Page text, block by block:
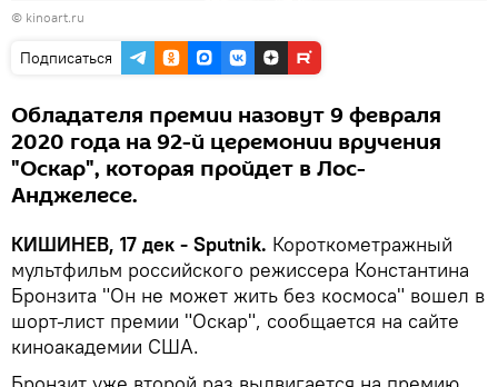
© kinoart.ru
Подписаться
Обладателя премии назовут 9 февраля
2020 года на 92-й церемонии вручения
"Оскар", которая пройдет в Лос-
Анджелесе.
КИШИНЕВ, 17 дек - Sputnik. Короткометражный
мультфильм российского режиссера Константина
Бронзита "Он не может жить без космоса" вошел в
шорт-лист премии "Оскар", сообщается на сайте
киноакадемии США.